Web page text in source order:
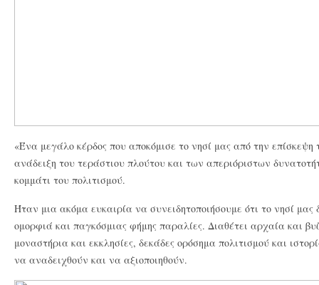
«Ένα μεγάλο κέρδος που αποκόμισε το νησί μας από την
ανάδειξη του τεράστιου πλούτου και των απεριόριστων
κομμάτι του πολιτισμού.
Ήταν μια ακόμα ευκαιρία να συνειδητοποιήσουμε ότι το νησί
ομορφιά και παγκόσμιας φήμης παραλίες. Διαθέτει αρχαία και
μοναστήρια και εκκλησίες, δεκάδες ορόσημα πολιτισμού και
να αναδειχθούν και να αξιοποιηθούν.